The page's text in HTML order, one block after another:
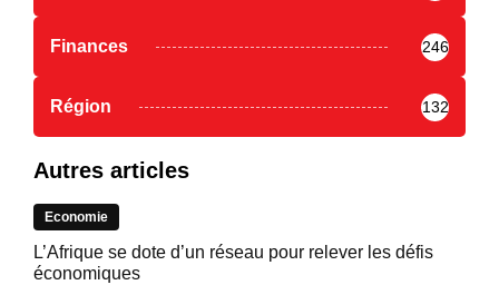
Finances 246
Région 132
Autres articles
Economie
L’Afrique se dote d’un réseau pour relever les défis
économiques